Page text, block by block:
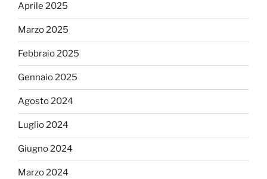
Aprile 2025
Marzo 2025
Febbraio 2025
Gennaio 2025
Agosto 2024
Luglio 2024
Giugno 2024
Marzo 2024